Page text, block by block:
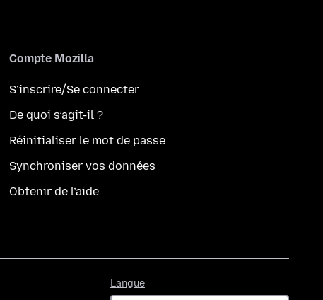
Compte Mozilla
S’inscrire/Se connecter
De quoi s’agit-il ?
Réinitialiser le mot de passe
Synchroniser vos données
Obtenir de l’aide
Langue